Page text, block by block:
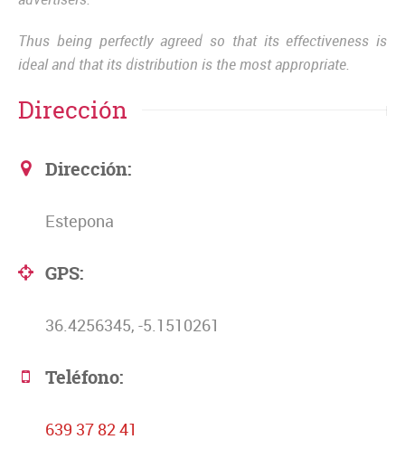
Thus being perfectly agreed so that its effectiveness is
ideal and that its distribution is the most appropriate.
Dirección
Dirección:
Estepona
GPS:
36.4256345, -5.1510261
Teléfono:
639 37 82 41